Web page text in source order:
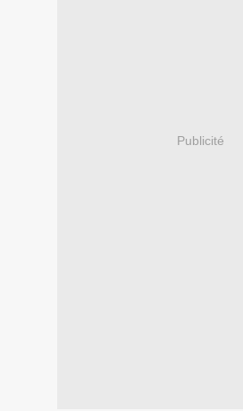
Publicité